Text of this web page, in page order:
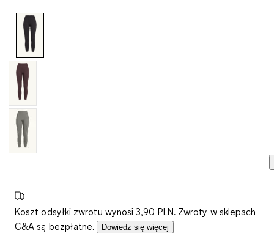
Koszt odsyłki zwrotu wynosi 3,90 PLN. Zwroty w sklepach
C&A są bezpłatne.
Dowiedz się więcej